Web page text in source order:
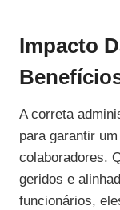
Impacto
A correta
para garantir
colaboradores.
geridos e
funcionários,